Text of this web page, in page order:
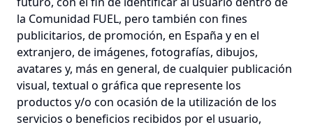
la Comunidad FUEL, pero también con fines
publicitarios, de promoción, en España y en el
extranjero, de imágenes, fotografías, dibujos,
avatares y, más en general, de cualquier publicación
visual, textual o gráfica que represente los
productos y/o con ocasión de la utilización de los
servicios o beneficios recibidos por el usuario,